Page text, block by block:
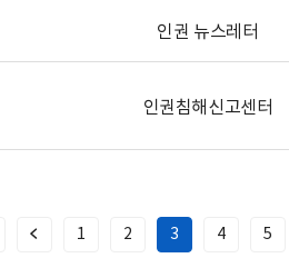
인권 뉴스레터
인권침해신고센터
이
1 2 3 4 5